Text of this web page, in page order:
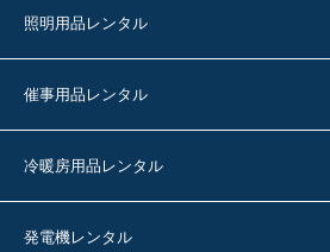
照明用品レンタル
催事用品レンタル
冷暖房用品レンタル
発電機レンタル